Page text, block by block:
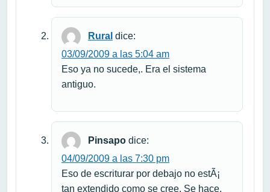
Rural dice:
03/09/2009 a las 5:04 am
Eso ya no sucede,. Era el sistema
antiguo.
Pinsapo dice:
04/09/2009 a las 7:30 pm
Eso de escriturar por debajo no estÃ¡
tan extendido como se cree. Se hace,